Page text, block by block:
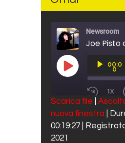
Newsroom
PLAY EPISODE
Player00:0
0
1X
Spotify
RSS FEED
SHARE
LINK
Scarica file
nuova finestra
00:19:27
2021